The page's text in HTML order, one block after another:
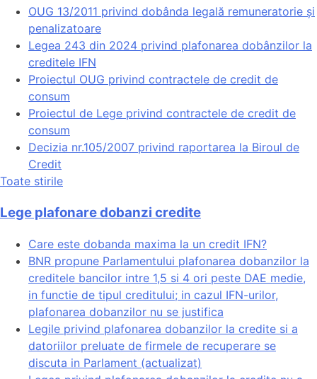
OUG 13/2011 privind dobânda legală remuneratorie și
penalizatoare
Legea 243 din 2024 privind plafonarea dobânzilor la
creditele IFN
Proiectul OUG privind contractele de credit de
consum
Proiectul de Lege privind contractele de credit de
consum
Decizia nr.105/2007 privind raportarea la Biroul de
Credit
Toate stirile
Lege plafonare dobanzi credite
Care este dobanda maxima la un credit IFN?
BNR propune Parlamentului plafonarea dobanzilor la
creditele bancilor intre 1,5 si 4 ori peste DAE medie,
in functie de tipul creditului; in cazul IFN-urilor,
plafonarea dobanzilor nu se justifica
Legile privind plafonarea dobanzilor la credite si a
datoriilor preluate de firmele de recuperare se
discuta in Parlament (actualizat)